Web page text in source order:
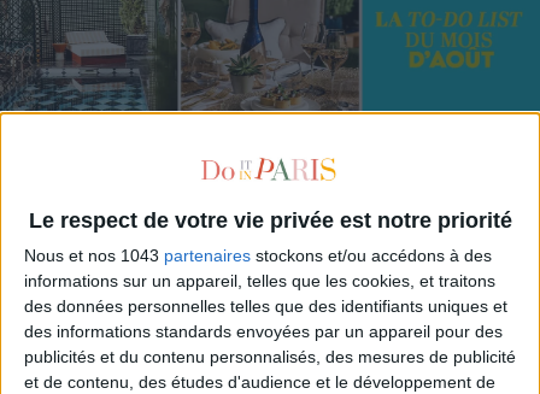
Le respect de votre vie privée est notre priorité
Nous et nos 1043 partenaires stockons et/ou accédons à des
informations sur un appareil, telles que les cookies, et traitons
des données personnelles telles que des identifiants uniques et
des informations standards envoyées par un appareil pour des
publicités et du contenu personnalisés, des mesures de publicité
et de contenu, des études d'audience et le développement de